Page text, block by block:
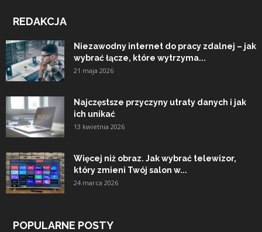
REDAKCJA
Niezawodny internet do pracy zdalnej – jak
wybrać łącze, które wytrzyma...
21 maja 2026
Najczęstsze przyczyny utraty danych i jak
ich unikać
13 kwietnia 2026
Więcej niż obraz. Jak wybrać telewizor,
który zmieni Twój salon w...
24 marca 2026
POPULARNE POSTY